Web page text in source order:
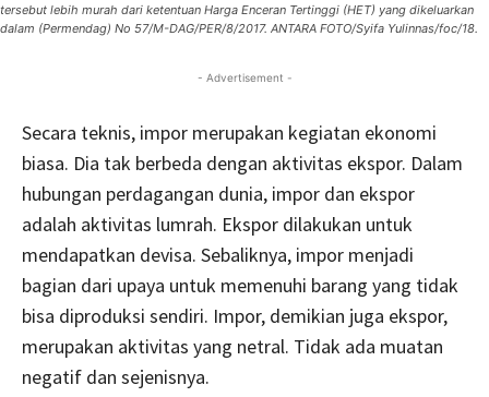
tersebut lebih murah dari ketentuan Harga Enceran Tertinggi (HET) yang dikeluarkan
dalam (Permendag) No 57/M-DAG/PER/8/2017. ANTARA FOTO/Syifa Yulinnas/foc/18.
- Advertisement -
Secara teknis, impor merupakan kegiatan ekonomi
biasa. Dia tak berbeda dengan aktivitas ekspor. Dalam
hubungan perdagangan dunia, impor dan ekspor
adalah aktivitas lumrah. Ekspor dilakukan untuk
mendapatkan devisa. Sebaliknya, impor menjadi
bagian dari upaya untuk memenuhi barang yang tidak
bisa diproduksi sendiri. Impor, demikian juga ekspor,
merupakan aktivitas yang netral. Tidak ada muatan
negatif dan sejenisnya.